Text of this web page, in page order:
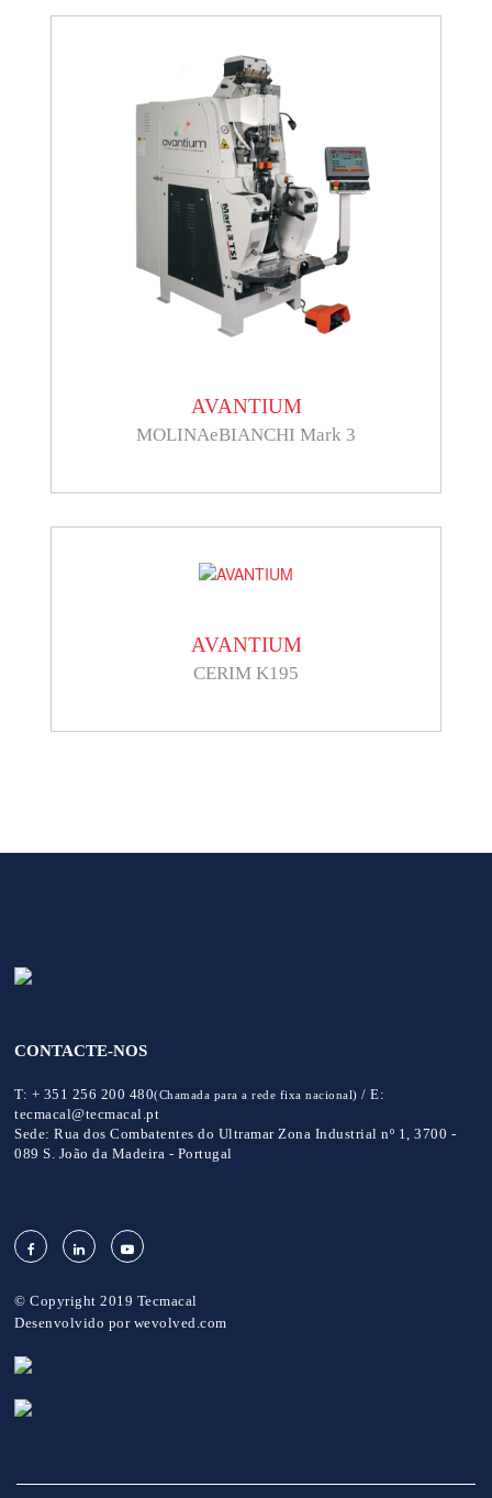
AVANTIUM
MOLINAeBIANCHI Mark 3
AVANTIUM
CERIM K195
CONTACTE-NOS
T: + 351 256 200 480(Chamada para a rede fixa nacional) /E:
tecmacal@tecmacal.pt
Sede: Rua dos Combatentes do Ultramar Zona Industrial nº 1, 3700 -
089 S. João da Madeira - Portugal
© Copyright 2019 Tecmacal
Desenvolvido por wevolved.com